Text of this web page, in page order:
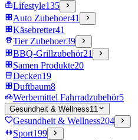
Lifestyle135
Auto Zubehoer41
Käsebretter41
Tier Zubehoer39
BBQ-Grillzubehör21
Samen Produkte20
Decken19
Duftbaum8
Werbemittel Fahrradzubehör5
Gesundheit & Wellness11
Gesundheit & Wellness204
Sport199